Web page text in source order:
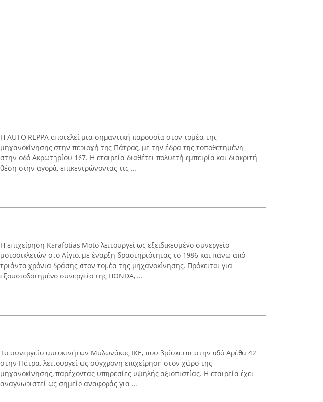
Η AUTO REPPA αποτελεί μια σημαντική παρουσία στον τομέα της
μηχανοκίνησης στην περιοχή της Πάτρας, με την έδρα της τοποθετημένη
στην οδό Ακρωτηρίου 167. Η εταιρεία διαθέτει πολυετή εμπειρία και διακριτή
θέση στην αγορά, επικεντρώνοντας τις ...
Η επιχείρηση Karafotias Moto λειτουργεί ως εξειδικευμένο συνεργείο
μοτοσικλετών στο Αίγιο, με έναρξη δραστηριότητας το 1986 και πάνω από
τριάντα χρόνια δράσης στον τομέα της μηχανοκίνησης. Πρόκειται για
εξουσιοδοτημένο συνεργείο της HONDA, ...
Το συνεργείο αυτοκινήτων Μυλωνάκος ΙΚΕ, που βρίσκεται στην οδό Αρέθα 42
στην Πάτρα, λειτουργεί ως σύγχρονη επιχείρηση στον χώρο της
μηχανοκίνησης, παρέχοντας υπηρεσίες υψηλής αξιοπιστίας. Η εταιρεία έχει
αναγνωριστεί ως σημείο αναφοράς για ...